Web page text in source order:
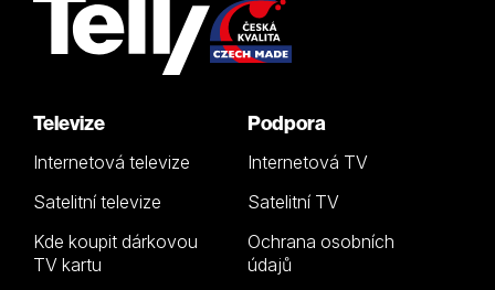
Televize
Internetová televize
Satelitní televize
Kde koupit dárkovou
TV kartu
Podpora
Internetová TV
Satelitní TV
Ochrana osobních
údajů